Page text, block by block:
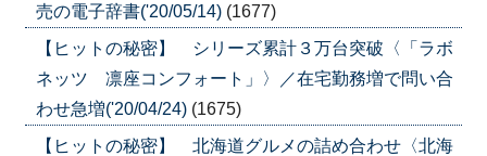
売の電子辞書('20/05/14) (1677)
【ヒットの秘密】 シリーズ累計３万台突破〈「ラボ
ネッツ 凛座コンフォート」〉／在宅勤務増で問い合
わせ急増('20/04/24) (1675)
【ヒットの秘密】 北海道グルメの詰め合わせ〈北海